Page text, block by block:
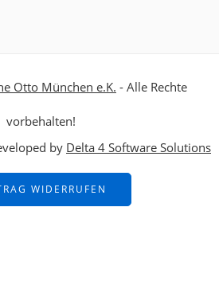
Otto München e.K. - Alle Rechte
vorbehalten!
by Delta 4 Software Solutions
WIDERRUFEN